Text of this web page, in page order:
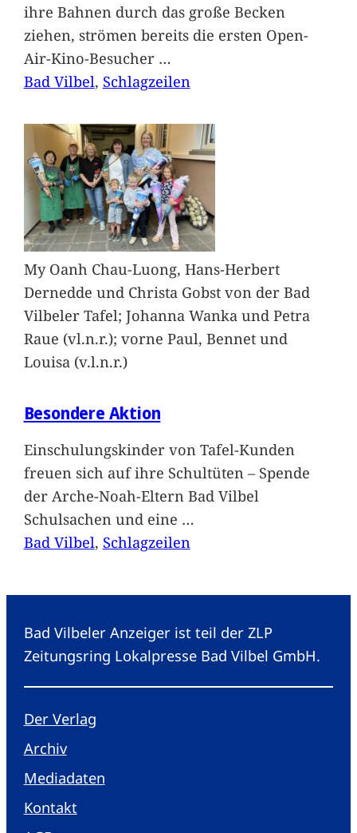
ihre Bahnen durch das große Becken
ziehen, strömen bereits die ersten Open-
Air-Kino-Besucher …
Bad Vilbel, Schlagzeilen
My Oanh Chau-Luong, Hans-Herbert
Dernedde und Christa Gobst von der Bad
Vilbeler Tafel; Johanna Wanka und Petra
Raue (vl.n.r.); vorne Paul, Bennet und
Louisa (v.l.n.r.)
Besondere Aktion
Einschulungskinder von Tafel-Kunden
freuen sich auf ihre Schultüten – Spende
der Arche-Noah-Eltern Bad Vilbel
Schulsachen und eine …
Bad Vilbel, Schlagzeilen
Bad Vilbeler Anzeiger ist teil der ZLP
Zeitungsring Lokalpresse Bad Vilbel GmbH.
Der Verlag
Archiv
Mediadaten
Kontakt